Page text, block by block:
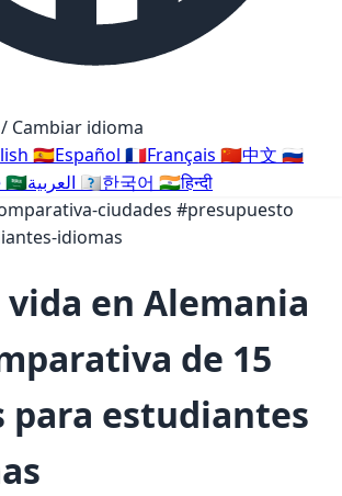
Cambiar idioma
🇪🇸Español 🇫🇷Français 🇨🇳中文 🇷🇺
🇸🇦 🇰🇷한국어 🇮🇳हिन्दी
ciudades #presupuesto
idiomas
vida en Alemania
de 15
para estudiantes